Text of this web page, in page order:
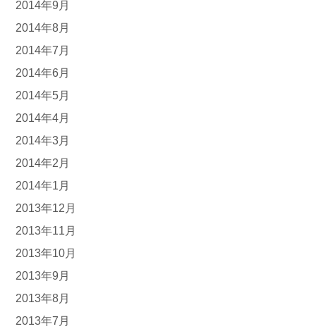
2014年9月
2014年8月
2014年7月
2014年6月
2014年5月
2014年4月
2014年3月
2014年2月
2014年1月
2013年12月
2013年11月
2013年10月
2013年9月
2013年8月
2013年7月